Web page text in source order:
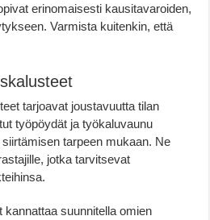
erinomaisesti kausitavaroiden,
Varmista kuitenkin, että
tarjoavat joustavuutta tilan
työpöydät ja työkaluvaunu
tarpeen mukaan. Ne
jotka tarvitsevat
suunnitella omien